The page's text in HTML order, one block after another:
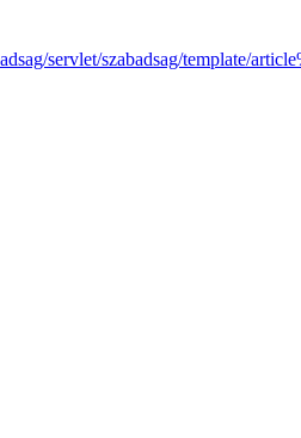
servlet/szabadsag/template/